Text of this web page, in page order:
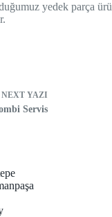
yedek parça
NEXT YAZI
Servis